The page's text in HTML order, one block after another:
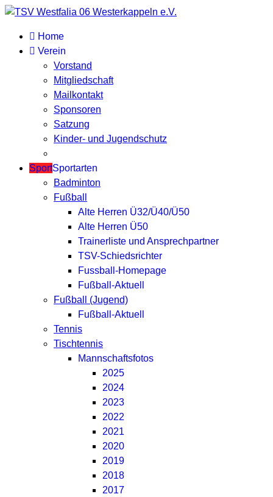
Home
Verein
Vorstand
Mitgliedschaft
Mailkontakt
Sponsoren
Satzung
Kinder- und Jugendschutz
SportSportarten
Badminton
Fußball
Alte Herren Ü32/Ü40/Ü50
Alte Herren Ü50
Trainerliste und Ansprechpartner
TSV-Schiedsrichter
Fussball-Homepage
Fußball-Aktuell
Fußball (Jugend)
Fußball-Aktuell
Tennis
Tischtennis
Mannschaftsfotos
2025
2024
2023
2022
2021
2020
2019
2018
2017